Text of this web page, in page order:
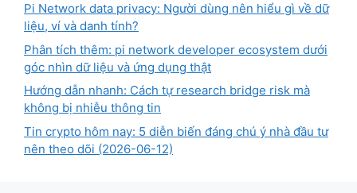
Pi Network data privacy: Người dùng nên hiểu gì về dữ
liệu, ví và danh tính?
Phân tích thêm: pi network developer ecosystem dưới
góc nhìn dữ liệu và ứng dụng thật
Hướng dẫn nhanh: Cách tự research bridge risk mà
không bị nhiễu thông tin
Tin crypto hôm nay: 5 diễn biến đáng chú ý nhà đầu tư
nên theo dõi (2026-06-12)